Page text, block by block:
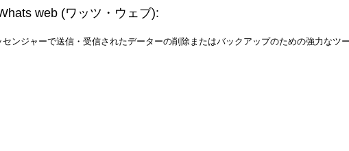
web (ワッツ・ウェブ):
センジャーで送信・受信されたデーターの削除またはバックアップのための強力なツ